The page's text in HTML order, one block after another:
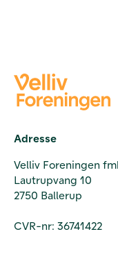
Adresse
Velliv Foreningen
Lautrupvang 10
2750 Ballerup
CVR-nr: 36741422